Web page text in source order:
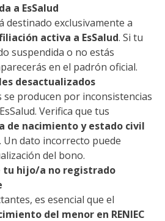
a EsSalud
destinado exclusivamente a
activa a EsSalud. Si tu
suspendida o no estás
en el padrón oficial.
desactualizados
producen por inconsistencias
Verifica que tus
de nacimiento y estado civil
Un dato incorrecto puede
del bono.
tu hijo/a no registrado
es esencial que el
del menor en RENIEC